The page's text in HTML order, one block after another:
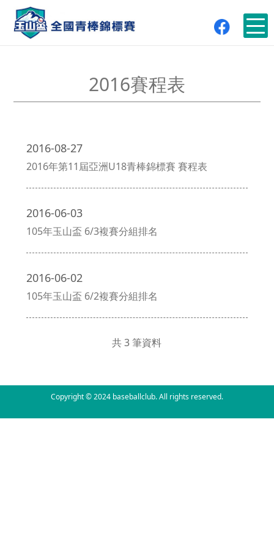
2016賽程表
2016-08-27
2016年第11屆亞洲U18青棒錦標賽 賽程表
2016-06-03
105年玉山盃 6/3複賽分組排名
2016-06-02
105年玉山盃 6/2複賽分組排名
共 3 筆資料
Copyright © 2024 baseballclub. All rights reserved.